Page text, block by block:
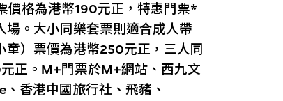
價格為港幣190元正，特惠門票*
。大小同樂套票則適合成人帶
童）票價為港幣250元正，三人同
正。M+門票於M+網站 、 西九文
、 香港中國旅行社 、 飛豬 、